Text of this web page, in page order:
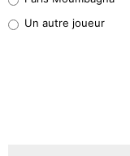
9%
Un autre joueur